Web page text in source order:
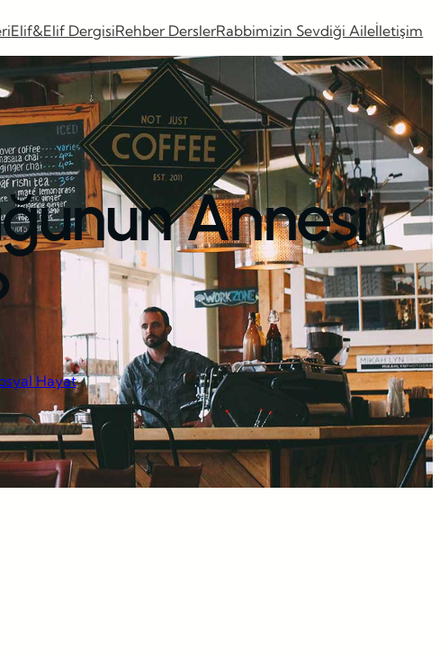
Elif&Elif DergisiRehber DerslerRabbimizin Sevdiği Aileİletişim
Annesi
Hayat